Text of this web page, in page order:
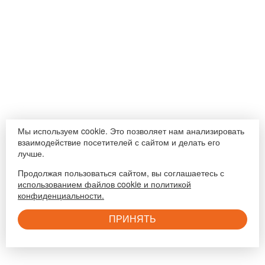
Мы используем cookie. Это позволяет нам анализировать
взаимодействие посетителей с сайтом и делать его
лучше.
Продолжая пользоваться сайтом, вы соглашаетесь с
использованием файлов cookie и политикой
конфиденциальности.
ПРИНЯТЬ